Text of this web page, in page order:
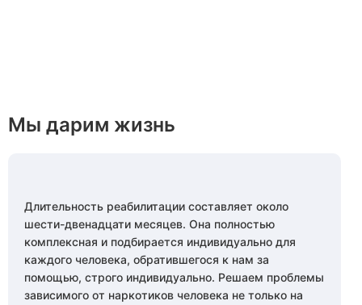
Мы дарим жизнь
Длительность реабилитации составляет около
шести-двенадцати месяцев. Она полностью
комплексная и подбирается индивидуально для
каждого человека, обратившегося к нам за
помощью, строго индивидуально. Решаем проблемы
зависимого от наркотиков человека не только на